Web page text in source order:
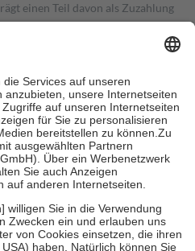
einen Teil davon als Zuzahlung
in Höhe von zehn
nie mehr als die tatsächlichen
auch für Online-Apotheken.
beträgt die
sowie zehn Euro je
für ihre eigene Gesundheit zu
der Familie zu unterstützen,
zum vollendeten 18. Lebensjahr